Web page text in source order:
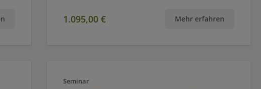
1.095,00 € Mehr erfahren
Seminar